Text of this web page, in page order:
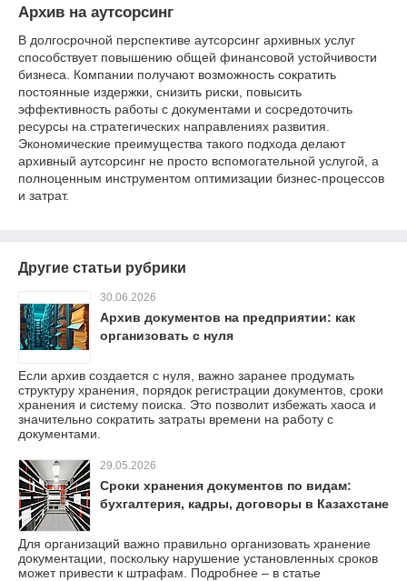
Архив на аутсорсинг
В долгосрочной перспективе аутсорсинг архивных услуг
способствует повышению общей финансовой устойчивости
бизнеса. Компании получают возможность сократить
постоянные издержки, снизить риски, повысить
эффективность работы с документами и сосредоточить
ресурсы на стратегических направлениях развития.
Экономические преимущества такого подхода делают
архивный аутсорсинг не просто вспомогательной услугой, а
полноценным инструментом оптимизации бизнес-процессов
и затрат.
Другие статьи рубрики
30.06.2026
Архив документов на предприятии: как
организовать с нуля
Если архив создается с нуля, важно заранее продумать
структуру хранения, порядок регистрации документов, сроки
хранения и систему поиска. Это позволит избежать хаоса и
значительно сократить затраты времени на работу с
документами.
29.05.2026
Сроки хранения документов по видам:
бухгалтерия, кадры, договоры в Казахстане
Для организаций важно правильно организовать хранение
документации, поскольку нарушение установленных сроков
может привести к штрафам. Подробнее – в статье